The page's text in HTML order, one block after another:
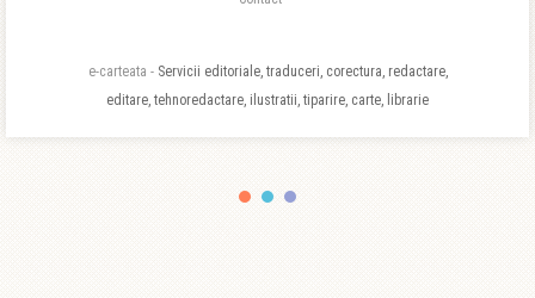
e-carteata - Servicii editoriale, traduceri, corectura, redactare,
editare, tehnoredactare, ilustratii, tiparire, carte, librarie